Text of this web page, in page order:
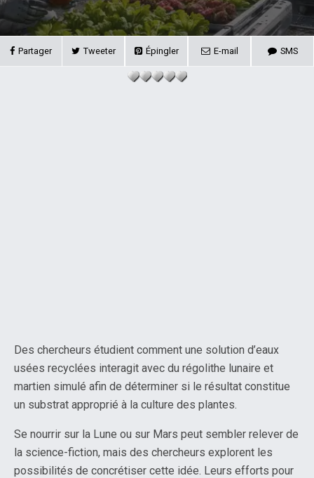
Partager Tweeter Épingler E-mail SMS
Des chercheurs étudient comment une solution d’eaux
usées recyclées interagit avec du régolithe lunaire et
martien simulé afin de déterminer si le résultat constitue
un substrat approprié à la culture des plantes.
Se nourrir sur la Lune ou sur Mars peut sembler relever de
la science-fiction, mais des chercheurs explorent les
possibilités de concrétiser cette idée. Leurs efforts pour